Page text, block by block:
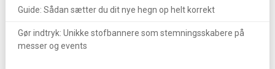
Guide: Sådan sætter du dit nye hegn op helt korrekt
Gør indtryk: Unikke stofbannere som stemningsskabere på
messer og events